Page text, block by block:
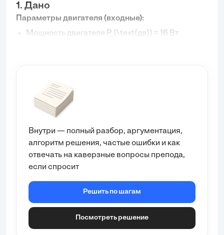
По этим данным проведи кинематический расчёт
редуктора
1. Дано
Параметры двигателя (входные):
Мощность двигателя P_{\text{дв}} = 16 Вт
Частота вращения двигателя
Требуемые параметры редуктора (выходные):
Крутящий момент на выходном валу
T_{\text{вых}} = 5
Частота вращения на выходном валу
n_{\text{вых}} = 18об/мин
Параметры редуктора:
Общее передаточное отношение
u_{\text{общ}} = 220
Передаточное отношение зубчатой передачи
(цилиндрической)u_{\text{ц}} = 4
Передаточное отношение червячной передачи
u_{\text{ч}} = 55
Внутри — полный разбор, аргументация,
алгоритм решения, частые ошибки и как
отвечать на каверзные вопросы препода,
если спросит
Решить по шагам
Посмотреть решение